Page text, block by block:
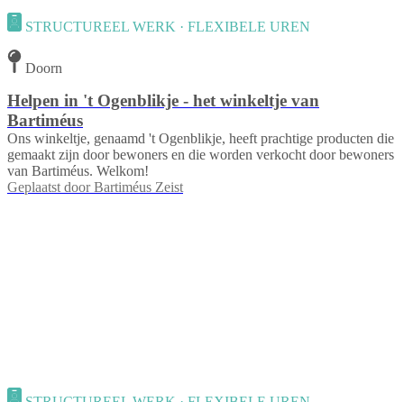
STRUCTUREEL WERK · FLEXIBELE UREN
Doorn
Helpen in 't Ogenblikje - het winkeltje van
Bartiméus
Ons winkeltje, genaamd 't Ogenblikje, heeft prachtige producten die
gemaakt zijn door bewoners en die worden verkocht door bewoners
van Bartiméus. Welkom!
Geplaatst door Bartiméus Zeist